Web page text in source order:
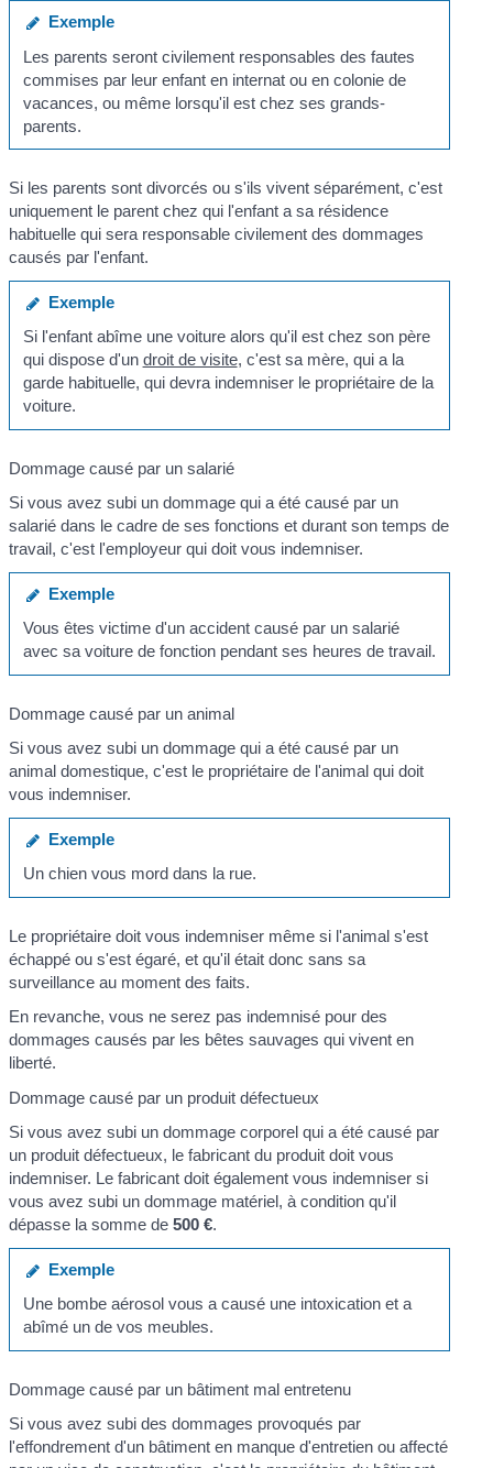
Exemple
Les parents seront civilement responsables des fautes
commises par leur enfant en internat ou en colonie de
vacances, ou même lorsqu'il est chez ses grands-
parents.
Si les parents sont divorcés ou s'ils vivent séparément, c'est
uniquement le parent chez qui l'enfant a sa résidence
habituelle qui sera responsable civilement des dommages
causés par l'enfant.
Exemple
Si l'enfant abîme une voiture alors qu'il est chez son père
qui dispose d'un droit de visite, c'est sa mère, qui a la
garde habituelle, qui devra indemniser le propriétaire de la
voiture.
Dommage causé par un salarié
Si vous avez subi un dommage qui a été causé par un
salarié dans le cadre de ses fonctions et durant son temps de
travail, c'est l'employeur qui doit vous indemniser.
Exemple
Vous êtes victime d'un accident causé par un salarié
avec sa voiture de fonction pendant ses heures de travail.
Dommage causé par un animal
Si vous avez subi un dommage qui a été causé par un
animal domestique, c'est le propriétaire de l'animal qui doit
vous indemniser.
Exemple
Un chien vous mord dans la rue.
Le propriétaire doit vous indemniser même si l'animal s'est
échappé ou s'est égaré, et qu'il était donc sans sa
surveillance au moment des faits.
En revanche, vous ne serez pas indemnisé pour des
dommages causés par les bêtes sauvages qui vivent en
liberté.
Dommage causé par un produit défectueux
Si vous avez subi un dommage corporel qui a été causé par
un produit défectueux, le fabricant du produit doit vous
indemniser. Le fabricant doit également vous indemniser si
vous avez subi un dommage matériel, à condition qu'il
dépasse la somme de500 €.
Exemple
Une bombe aérosol vous a causé une intoxication et a
abîmé un de vos meubles.
Dommage causé par un bâtiment mal entretenu
Si vous avez subi des dommages provoqués par
l'effondrement d'un bâtiment en manque d'entretien ou affecté